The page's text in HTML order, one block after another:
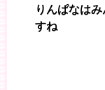
りんぱなは
すね